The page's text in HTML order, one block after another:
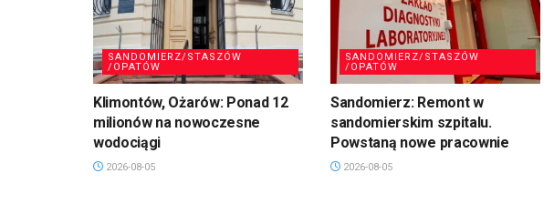
SANDOMIERZ/STASZÓW
/OPATÓW
Klimontów, Ożarów: Ponad 12
milionów na nowoczesne
wodociągi
2026-08-05
SANDOMIERZ/STASZÓW
/OPATÓW
Sandomierz: Remont w
sandomierskim szpitalu.
Powstaną nowe pracownie
2026-08-05